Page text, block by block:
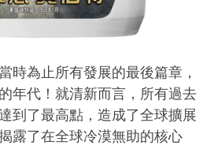
時為止所有發展的最後篇章，
年代！就清新而言，所有過去
到了最高點，造成了全球擴展
露了在全球冷漠無助的核心